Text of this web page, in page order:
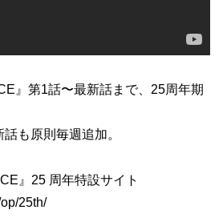
』第1話〜最新話まで、25周年期
も原則毎週追加。
』25 周年特設サイト
25th/